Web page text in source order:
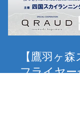
【鷹羽ヶ
フライヤ